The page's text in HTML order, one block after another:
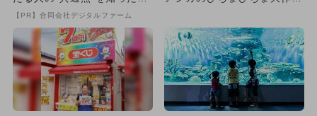
け
【PR】合同会社デジタルファーム